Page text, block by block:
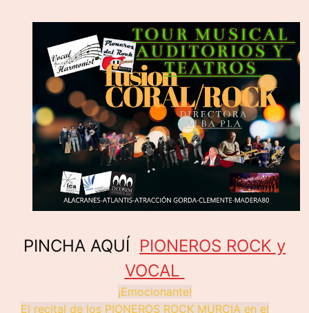
PINCHA AQUÍ PIONEROS ROCK y
VOCAL
¡Emocionante!
El recital de los PIONEROS ROCK MURCIA en el